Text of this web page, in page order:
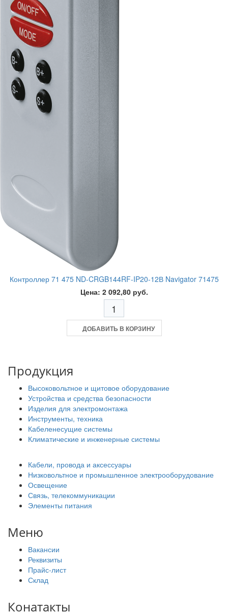
Контроллер 71 475 ND-CRGB144RF-IP20-12В Navigator 71475
Цена: 2 092,80 руб.
ДОБАВИТЬ В КОРЗИНУ
Продукция
Высоковольтное и щитовое оборудование
Устройства и средства безопасности
Изделия для электромонтажа
Инструменты, техника
Кабеленесущие системы
Климатические и инженерные системы
Кабели, провода и аксессуары
Низковольтное и промышленное электрооборудование
Освещение
Связь, телекоммуникации
Элементы питания
Меню
Вакансии
Реквизиты
Прайс-лист
Склад
Конатакты